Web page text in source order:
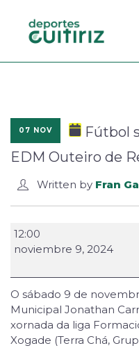
Actualidade
Contacto
Concello
07 NOV
Fútbol
EDM Outeiro de
Written by Fran
12:00
noviembre 9, 2024
O sábado 9 de
Municipal Jonathan
xornada da liga
Xogade (Terra Chá,